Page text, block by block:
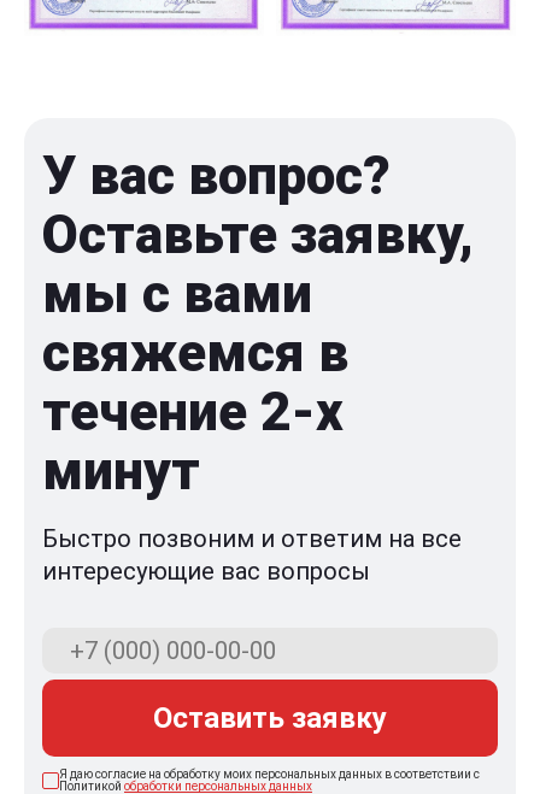
У вас вопрос?
Оставьте заявку,
мы с вами
свяжемся в
течение 2-x
минут
Быстро позвоним и ответим на все
интересующие вас вопросы
Оставить заявку
Я даю согласие на обработку моих персональных данных в соответствии с
Политикой обработки персональных данных